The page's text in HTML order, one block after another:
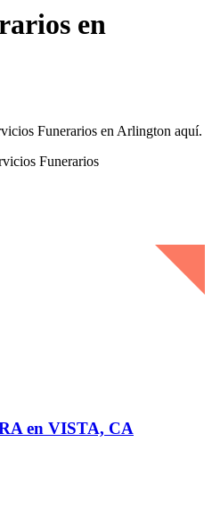
en
Funerarios en Arlington aquí.
Funerarios
en VISTA, CA